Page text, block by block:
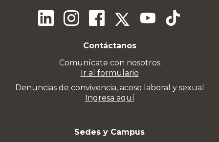
Contáctanos
Comunícate con nosotros
Ir al formulario
Denuncias de convivencia, acoso laboral y sexual
Ingresa aquí
Sedes y Campus